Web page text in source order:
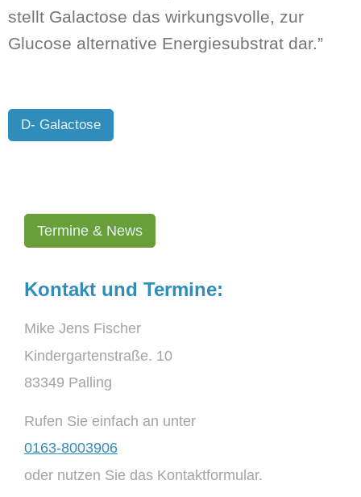
stellt Galactose das wirkungsvolle, zur
Glucose alternative Energiesubstrat dar.”
D- Galactose
Termine & News
Kontakt und Termine:
Mike Jens Fischer
Kindergartenstraße. 10
83349 Palling
Rufen Sie einfach an unter
0163-8003906
oder nutzen Sie das Kontaktformular.